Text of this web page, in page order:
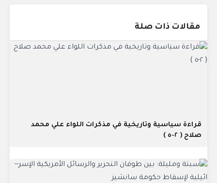
مقالات ذات صلة
قراءة سياسية وتاريخية في مذكرات اللواء علي محمد
صلاح ( ٢-٥ )